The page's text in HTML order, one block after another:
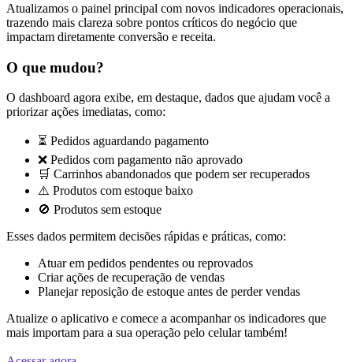
Atualizamos o painel principal com novos indicadores operacionais,
trazendo mais clareza sobre pontos críticos do negócio que
impactam diretamente conversão e receita.
O que mudou?
O dashboard agora exibe, em destaque, dados que ajudam você a
priorizar ações imediatas, como:
⏳ Pedidos aguardando pagamento
❌ Pedidos com pagamento não aprovado
🛒 Carrinhos abandonados que podem ser recuperados
⚠️ Produtos com estoque baixo
🚫 Produtos sem estoque
Esses dados permitem decisões rápidas e práticas, como:
Atuar em pedidos pendentes ou reprovados
Criar ações de recuperação de vendas
Planejar reposição de estoque antes de perder vendas
Atualize o aplicativo e comece a acompanhar os indicadores que
mais importam para a sua operação pelo celular também!